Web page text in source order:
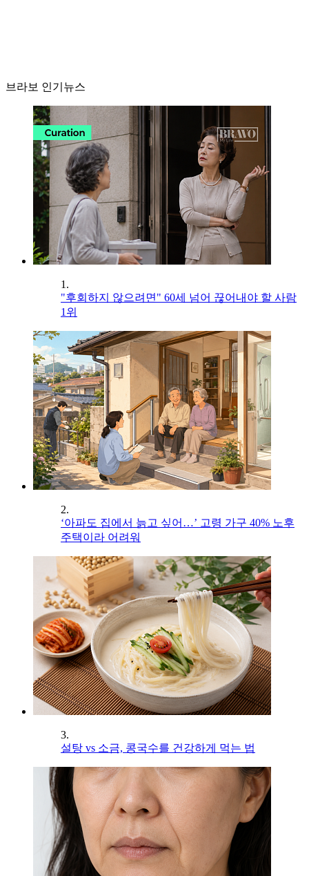
브라보 인기뉴스
1.
"후회하지 않으려면" 60세 넘어 끊어내야 할 사람
1위
2.
‘아파도 집에서 늙고 싶어…’ 고령 가구 40% 노후
주택이라 어려워
3.
설탕 vs 소금, 콩국수를 건강하게 먹는 법